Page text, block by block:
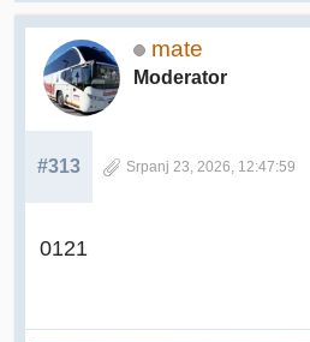
mate
Moderator
#313 Srpanj 23, 2026, 12:47:59
0121